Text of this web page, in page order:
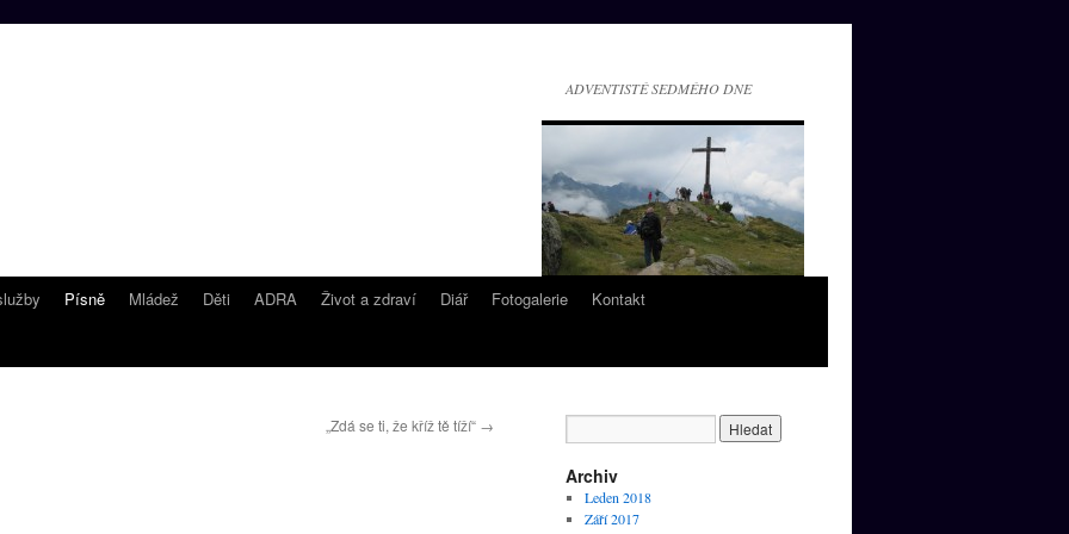
ADVENTISTÉ SEDMÉHO DNE
Písně Mládež Děti ADRA Život a zdraví Diář Fotogalerie
Kontakt
„Zdá se ti, že kříž tě tíží“ →
Archiv
Leden 2018
Září 2017